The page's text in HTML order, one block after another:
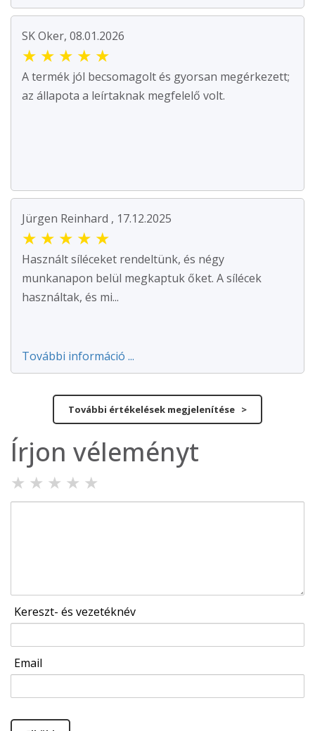
SK Oker, 08.01.2026
★ ★ ★ ★ ★
A termék jól becsomagolt és gyorsan megérkezett;
az állapota a leírtaknak megfelelő volt.
Jürgen Reinhard , 17.12.2025
★ ★ ★ ★ ★
Használt síléceket rendeltünk, és négy
munkanapon belül megkaptuk őket. A sílécek
használtak, és mi...
További információ ...
További értékelések megjelenítése >
Írjon véleményt
★ ★ ★ ★ ★
Kereszt- és vezetéknév
Email